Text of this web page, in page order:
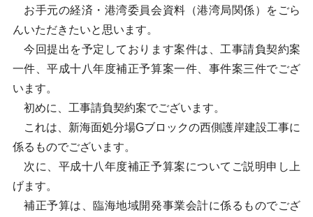
お手元の経済・港湾委員会資料（港湾局関係）をごら
んいただきたいと思います。
今回提出を予定しております案件は、工事請負契約案
一件、平成十八年度補正予算案一件、事件案三件でござ
います。
初めに、工事請負契約案でございます。
これは、新海面処分場Gブロックの西側護岸建設工事に
係るものでございます。
次に、平成十八年度補正予算案についてご説明申し上
げます。
補正予算は、臨海地域開発事業会計に係るものでござ